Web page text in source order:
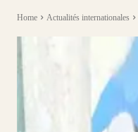
Home Actualités internationales